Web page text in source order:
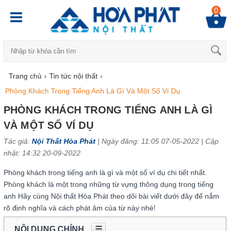
0
Trang chủ › Tin tức nội thất ›
Phòng Khách Trong Tiếng Anh Là Gì Và Một Số Ví Dụ
PHÒNG KHÁCH TRONG TIẾNG ANH LÀ GÌ
VÀ MỘT SỐ VÍ DỤ
Tác giả: Nội Thất Hòa Phát| Ngày đăng: 11:05 07-05-2022 | Cập
nhật: 14:32 20-09-2022
Phòng khách trong tiếng anh là gì và một số ví dụ chi tiết nhất.
Phòng khách là một trong những từ vựng thông dụng trong tiếng
anh Hãy cùng Nội thất Hòa Phát theo dõi bài viết dưới đây để nắm
rõ định nghĩa và cách phát âm của từ này nhé!
NỘI DUNG CHÍNH ☰